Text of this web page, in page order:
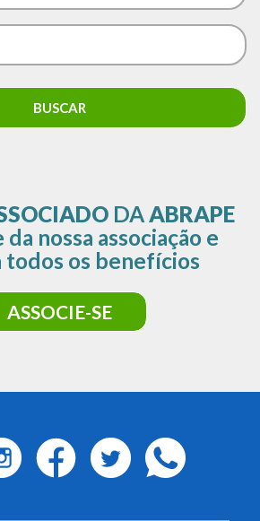
BUSCAR
DAABRAPE
nossa associação e
todos os benefícios
ASSOCIE-SE